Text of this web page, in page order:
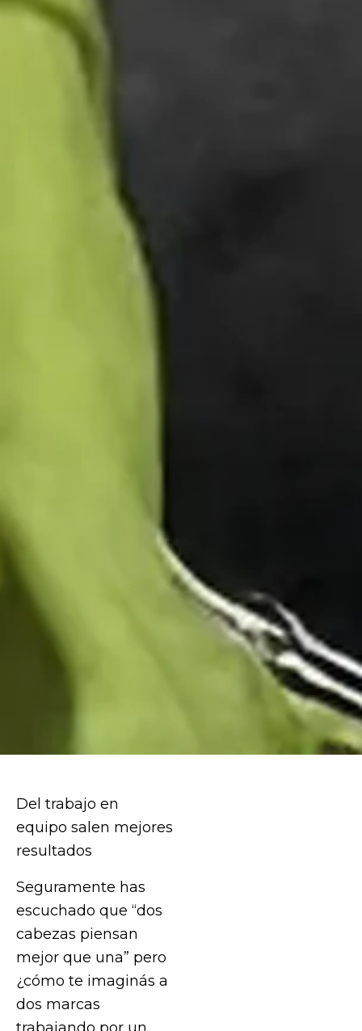
Del trabajo en
equipo salen mejores
resultados
Seguramente has
escuchado que “dos
cabezas piensan
mejor que una” pero
¿cómo te imaginás a
dos marcas
trabajando por un